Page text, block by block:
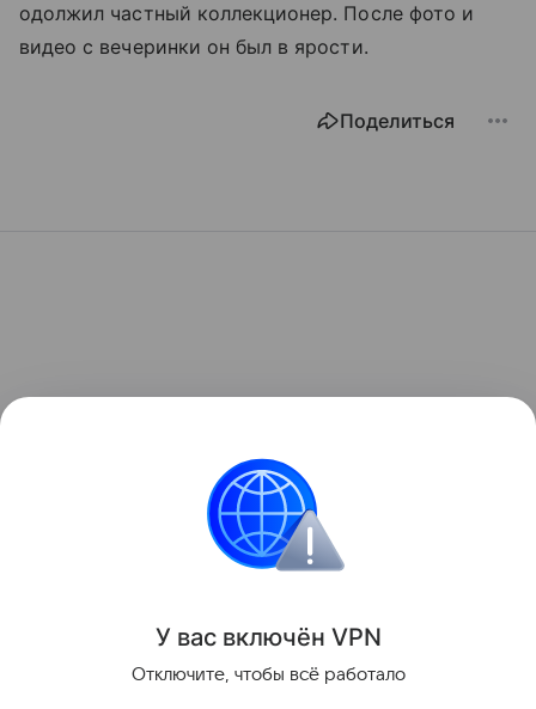
одолжил частный коллекционер. После фото и
видео с вечеринки он был в ярости.
Поделиться
У вас включён VPN
Отключите, чтобы всё работало